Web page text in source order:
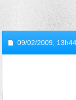
09/02/2009, 13h44